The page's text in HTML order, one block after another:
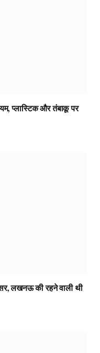
प्लास्टिक और तंबाकू पर
लखनऊ की रहने वाली थी